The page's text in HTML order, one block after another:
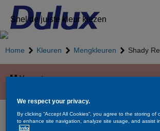
Snel de juiste kleur kiezen
Home Kleuren Mengkleuren Shady
Vergroten
Shady Red B30
We respect your privacy.
By clicking “Accept All Cookies”, you agree to the storing of
to enhance site navigation, analyze site usage, and assist
Info